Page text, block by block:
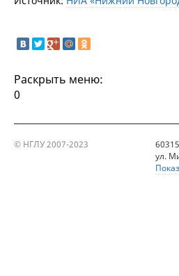
Раскрыть меню:
0
© НГЛУ 2007-2023
ул.